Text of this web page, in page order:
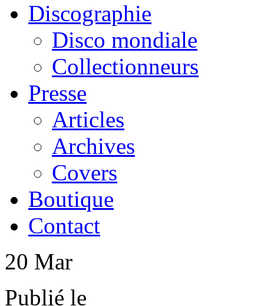
Discographie
Disco mondiale
Collectionneurs
Presse
Articles
Archives
Covers
Boutique
Contact
20 Mar
Publié le